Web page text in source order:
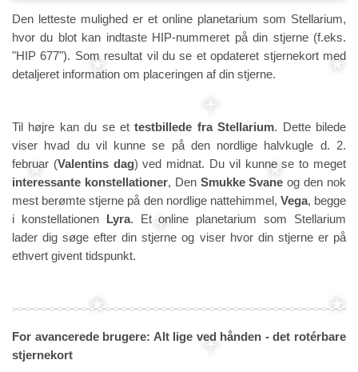
Den letteste mulighed er et online planetarium som Stellarium,
hvor du blot kan indtaste HIP-nummeret på din stjerne (f.eks.
"HIP 677"). Som resultat vil du se et opdateret stjernekort med
detaljeret information om placeringen af din stjerne.
Til højre kan du se ettestbillede fra Stellarium. Dette bilede
viser hvad du vil kunne se på den nordlige halvkugle d. 2.
februar (Valentins dag) ved midnat. Du vil kunne se to meget
interessante konstellationer, Den Smukke Svane og den nok
mest berømte stjerne på den nordlige nattehimmel, Vega, begge
i konstellationen Lyra. Et online planetarium som Stellarium
lader dig søge efter din stjerne og viser hvor din stjerne er på
ethvert givent tidspunkt.
For avancerede brugere: Alt lige ved hånden - det rotérbare
stjernekort